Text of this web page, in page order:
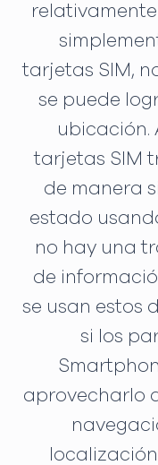
tarjetas SIM,
se puede
ubicación.
tarjetas SIM
de manera
estado
no hay una
de
se usan estos
si los
aprovecharlo